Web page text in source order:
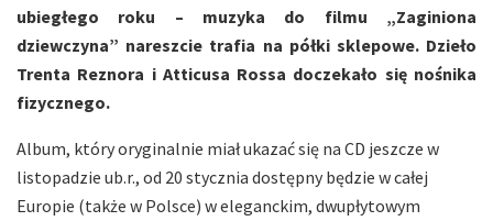
ubiegłego roku – muzyka do filmu „Zaginiona
dziewczyna” nareszcie trafia na półki sklepowe. Dzieło
Trenta Reznora i Atticusa Rossa doczekało się nośnika
fizycznego.
Album, który oryginalnie miał ukazać się na CD jeszcze w
listopadzie ub.r., od 20 stycznia dostępny będzie w całej
Europie (także w Polsce) w eleganckim, dwupłytowym